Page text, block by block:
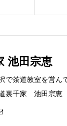
池田宗恵
で茶道教室を営ん
裏千家 池田宗恵